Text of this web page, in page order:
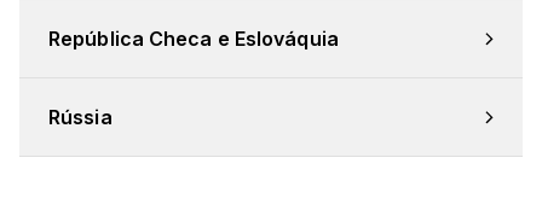
República Checa e Eslováquia
Rússia